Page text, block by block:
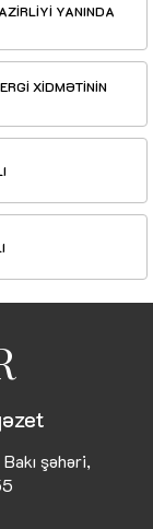
YANINDA
XİDMƏTİNİN
şəhəri,